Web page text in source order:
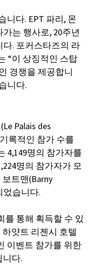
니다. EPT 파리, 몬
는 행사로, 20주년
다. 포커스타즈의 라
“이 상징적인 스탑
경쟁을 제공합니
니다.
Palais des
록적인 참가 수를
4,149명의 참가자를
명의 참가자가 모
트맨(Barny
었습니다.
를 통해 획득할 수 있
하얏트 리젠시 호텔
이벤트 참가를 위한
니다.